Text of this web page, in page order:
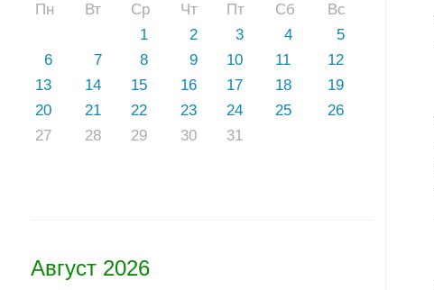
Пн Вт Ср Чт Пт Сб
Вс
1
2 3 4
5
6
7 8 9 10 11
12
13
14 15 16 17 18
19
20
21 22 23 24 25
26
27
28 29 30 31
Август 2026